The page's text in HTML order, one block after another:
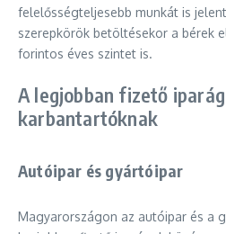
felelősségteljesebb munkát is
szerepkörök betöltésekor a bérek
forintos éves szintet is.
A legjobban fizető
karbantartóknak
Autóipar és gyártóipar
Magyarországon az autóipar és a